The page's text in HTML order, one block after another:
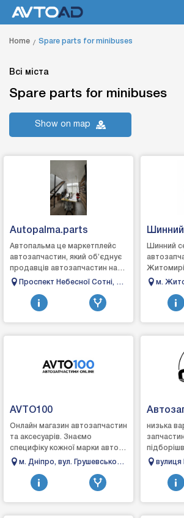
Home Spare parts for minibuses
Всі міста
Spare parts for minibuses
Show on map
Autopalma.parts
Автопальма це маркетплейс
автозапчастин, який об’єднує
продавців автозапчастин на
одній зручній платформі. Ми
спростити по...
Проспект Небесної Сотні, 2А,
Одеса
диски,
Шинний
сервіс –
м.
AVTO100
Онлайн магазин автозапчастин
та аксесуарів. Знаємо
специфіку кожної марки авто
та підберемо запчастини, які
Швидка доставка,...
м. Дніпро, вул. Грушевського
низька
пошук на
вулиця
Рівне,
Україна